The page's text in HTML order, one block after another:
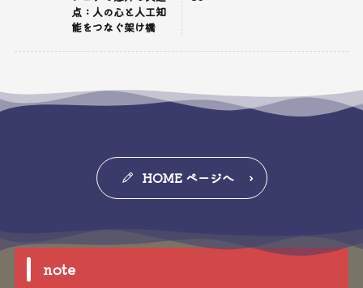
点：人の心と人工知
能をつなぐ架け橋
HOME ページへ
note